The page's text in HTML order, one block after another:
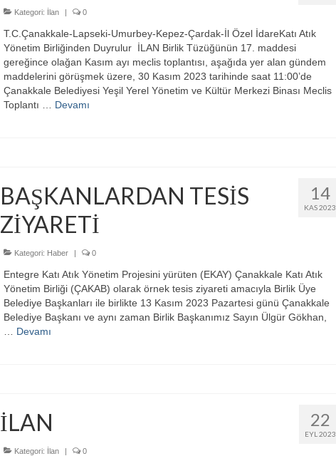
Kategori: İlan | 0
T.C.Çanakkale-Lapseki-Umurbey-Kepez-Çardak-İl Özel İdareKatı Atık
Yönetim Birliğinden Duyrulur İLAN Birlik Tüzüğünün 17. maddesi
gereğince olağan Kasım ayı meclis toplantısı, aşağıda yer alan gündem
maddelerini görüşmek üzere, 30 Kasım 2023 tarihinde saat 11:00’de
Çanakkale Belediyesi Yeşil Yerel Yönetim ve Kültür Merkezi Binası Meclis
Toplantı … Devamı
14
KAS 2023
BAŞKANLARDAN TESİS
ZİYARETİ
Kategori: Haber | 0
Entegre Katı Atık Yönetim Projesini yürüten (EKAY) Çanakkale Katı Atık
Yönetim Birliği (ÇAKAB) olarak örnek tesis ziyareti amacıyla Birlik Üye
Belediye Başkanları ile birlikte 13 Kasım 2023 Pazartesi günü Çanakkale
Belediye Başkanı ve aynı zaman Birlik Başkanımız Sayın Ülgür Gökhan,
Devamı
22
EYL 2023
İLAN
Kategori: İlan | 0